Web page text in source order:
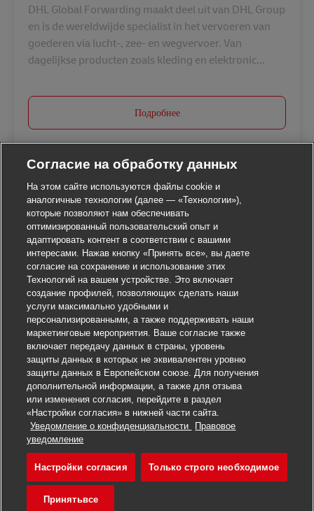
Откликнуться на вакансию
Сохранить вакансию Gateway Service
DHL Global Forwarding maakt deel uit van DHL Group
en is de wereldwijde specialist in het vervoeren van
goederen via lucht-, zee- en wegvervoer. Van
dagelijkse producten zoals kleding en elektronic...
Подробнее
Согласие на обработку данных
На этом сайте используются файлы cookie и
аналогичные технологии (далее — «Технологии»),
которые позволяют нам обеспечивать
оптимизированный пользовательский опыт и
адаптировать контент в соответствии с вашими
интересами. Нажав кнопку «Принять все», вы даете
согласие на сохранение и использование этих
Технологий на вашем устройстве. Это включает
создание профилей, позволяющих сделать наши
услуги максимально удобными и
персонализированными, а также поддерживать наши
маркетинговые мероприятия. Ваше согласие также
включает передачу данных в страны, уровень
защиты данных в которых не эквивалентен уровню
защиты данных в Европейском союзе. Для получения
дополнительной информации, а также для отзыва
или изменения согласия, перейдите в раздел
«Настройки согласия» в нижней части сайта.
Уведомление о конфиденциальности
Правовое
уведомление
Настройки согласия Только строго необходимое
Принятьвсе